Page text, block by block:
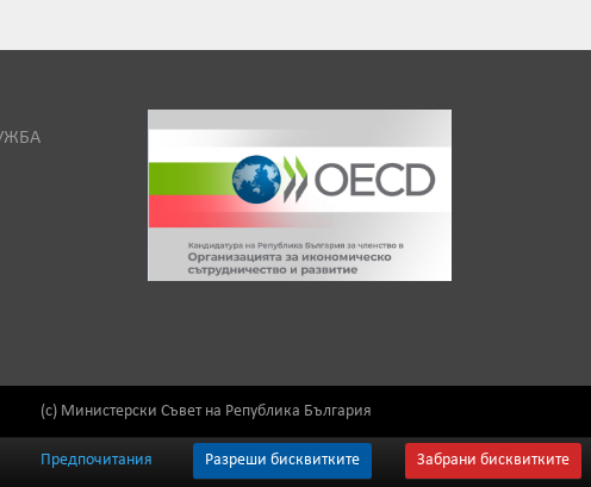
(c) Министерски Съвет на Република България
Забрани бисквитките
Разреши бисквитките
Предпочитания